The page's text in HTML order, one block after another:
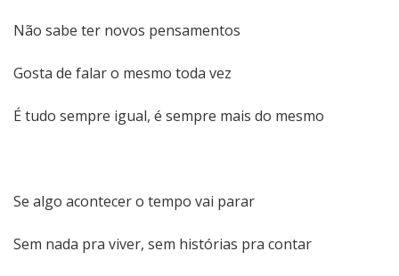
Não sabe ter novos pensamentos
Gosta de falar o mesmo toda vez
É tudo sempre igual, é sempre mais do mesmo
Se algo acontecer o tempo vai parar
Sem nada pra viver, sem histórias pra contar